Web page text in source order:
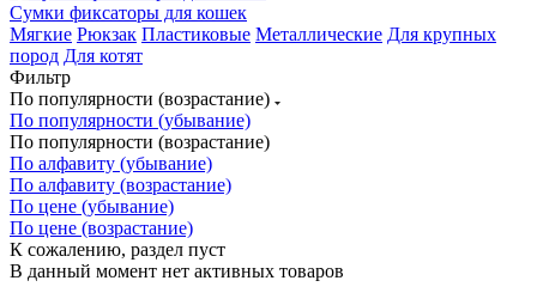
Сумки фиксаторы для кошек
Мягкие Рюкзак Пластиковые Металлические Для крупных
пород Для котят
Фильтр
По популярности (возрастание)
По популярности (убывание)
По популярности (возрастание)
По алфавиту (убывание)
По алфавиту (возрастание)
По цене (убывание)
По цене (возрастание)
К сожалению, раздел пуст
В данный момент нет активных товаров